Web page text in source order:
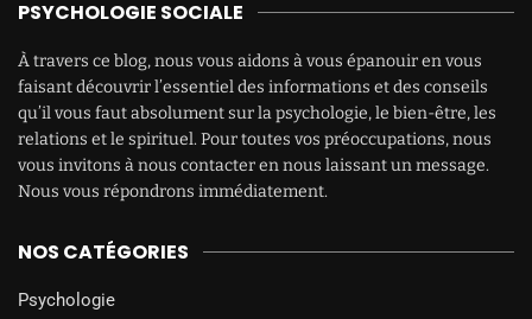
PSYCHOLOGIE SOCIALE
À travers ce blog, nous vous aidons à vous épanouir en vous
faisant découvrir l’essentiel des informations et des conseils
qu’il vous faut absolument sur la psychologie, le bien-être, les
relations et le spirituel. Pour toutes vos préoccupations, nous
vous invitons à nous contacter en nous laissant un message.
Nous vous répondrons immédiatement.
NOS CATÉGORIES
Psychologie